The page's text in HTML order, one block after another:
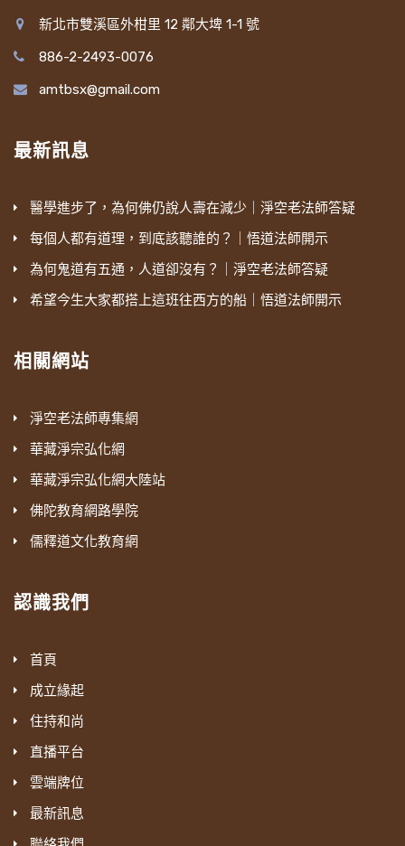
新北市雙溪區外柑里 12 鄰大埤 1-1 號
886-2-2493-0076
amtbsx@gmail.com
最新訊息
醫學進步了，為何佛仍說人壽在減少｜淨空老法師答疑
每個人都有道理，到底該聽誰的？｜悟道法師開示
為何鬼道有五通，人道卻沒有？｜淨空老法師答疑
希望今生大家都搭上這班往西方的船｜悟道法師開示
相關網站
淨空老法師專集網
華藏淨宗弘化網
華藏淨宗弘化網大陸站
佛陀教育網路學院
儒釋道文化教育網
認識我們
首頁
成立緣起
住持和尚
直播平台
雲端牌位
最新訊息